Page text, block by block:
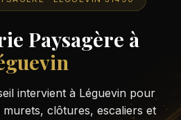
Paysagère à
intervient à Léguevin pour
clôtures, escaliers et